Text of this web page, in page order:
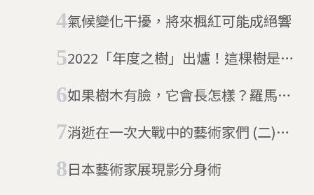
氣候變化干擾，將來楓紅可能成絕響
2022「年度之樹」出爐！這棵樹是民
如果樹木有臉，它會長怎樣？羅馬藝
消逝在一次大戰中的藝術家們 (二)：
日本藝術家展現影分身術